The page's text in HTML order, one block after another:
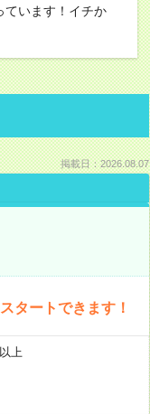
ています！イチか
掲載日：2026.08.07
タートできます！
上